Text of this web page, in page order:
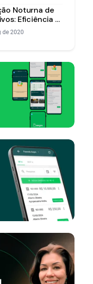
Noturna de
Eficiência e
na
de 2020